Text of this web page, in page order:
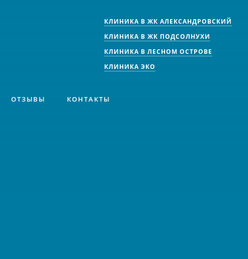
КЛИНИКА В ЖК АЛЕКСАНДРОВСКИЙ
КЛИНИКА В ЖК ПОДСОЛНУХИ
КЛИНИКА В ЛЕСНОМ ОСТРОВЕ
КЛИНИКА ЭКО
ОТЗЫВЫ КОНТАКТЫ